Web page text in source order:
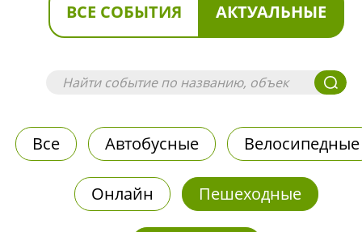
ВСЕ СОБЫТИЯ АКТУАЛЬНЫЕ
Все Автобусные Велосипедные
Онлайн Пешеходные